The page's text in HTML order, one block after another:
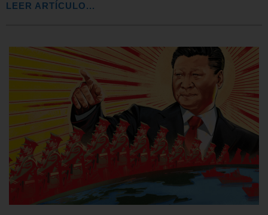
LEER ARTÍCULO...